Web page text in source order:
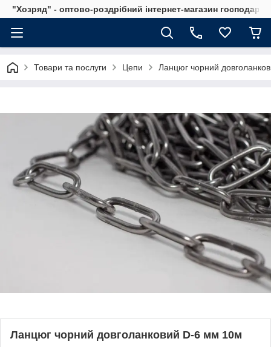
"Хозряд" - оптово-роздрібний інтернет-магазин
Товари та послуги Цепи Ланцюг чорний
Ланцюг чорний довголанковий D-6 мм 10м